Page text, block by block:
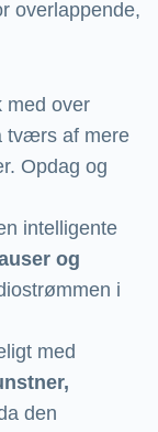
overlappende,
med over
tværs af mere
Opdag og
intelligente
og
i
med
den